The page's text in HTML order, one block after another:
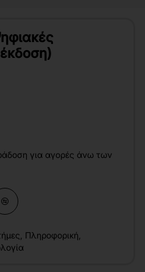
για αγορές άνω των
Πληροφορική